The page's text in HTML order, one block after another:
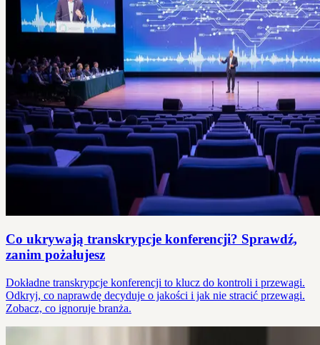
Co ukrywają transkrypcje konferencji? Sprawdź,
zanim pożałujesz
Dokładne transkrypcje konferencji to klucz do kontroli i przewagi.
Odkryj, co naprawdę decyduje o jakości i jak nie stracić przewagi.
Zobacz, co ignoruje branża.